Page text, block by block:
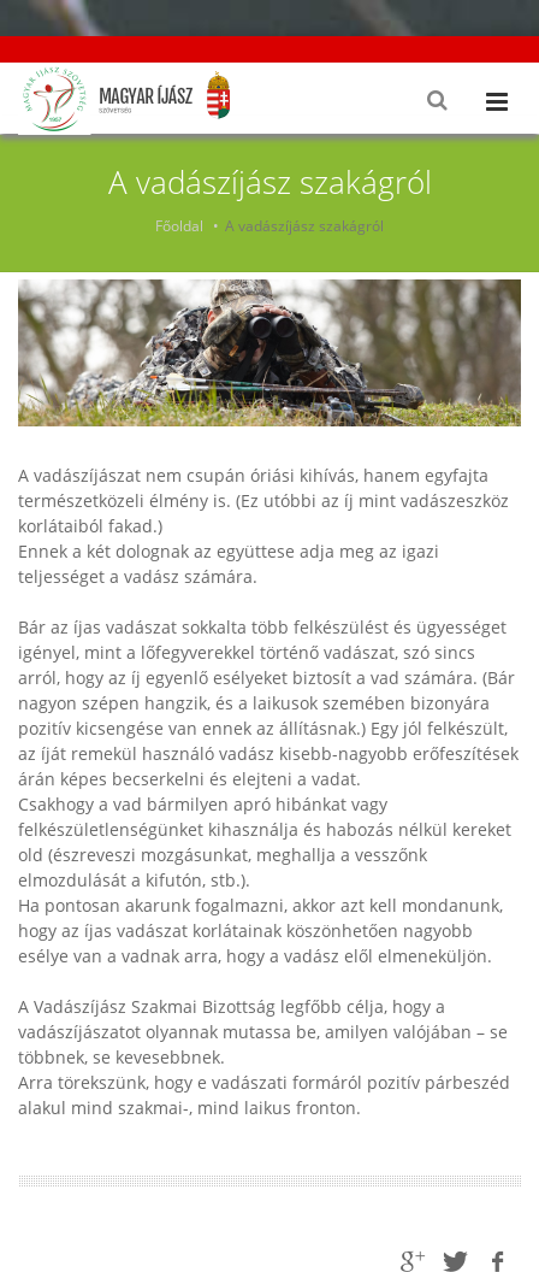
A vadászíjász szakágról
Főoldal A vadászíjász szakágról
A vadászíjászat nem csupán óriási kihívás, hanem egyfajta
természetközeli élmény is. (Ez utóbbi az íj mint vadászeszköz
korlátaiból fakad.)
Ennek a két dolognak az együttese adja meg az igazi
teljességet a vadász számára.
Bár az íjas vadászat sokkalta több felkészülést és ügyességet
igényel, mint a lőfegyverekkel történő vadászat, szó sincs
arról, hogy az íj egyenlő esélyeket biztosít a vad számára. (Bár
nagyon szépen hangzik, és a laikusok szemében bizonyára
pozitív kicsengése van ennek az állításnak.) Egy jól felkészült,
az íját remekül használó vadász kisebb-nagyobb erőfeszítések
árán képes becserkelni és elejteni a vadat.
Csakhogy a vad bármilyen apró hibánkat vagy
felkészületlenségünket kihasználja és habozás nélkül kereket
old (észreveszi mozgásunkat, meghallja a vesszőnk
elmozdulását a kifutón, stb.).
Ha pontosan akarunk fogalmazni, akkor azt kell mondanunk,
hogy az íjas vadászat korlátainak köszönhetően nagyobb
esélye van a vadnak arra, hogy a vadász elől elmeneküljön.
A Vadászíjász Szakmai Bizottság legfőbb célja, hogy a
vadászíjászatot olyannak mutassa be, amilyen valójában – se
többnek, se kevesebbnek.
Arra törekszünk, hogy e vadászati formáról pozitív párbeszéd
alakul mind szakmai-, mind laikus fronton.